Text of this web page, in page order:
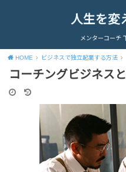
人生を変
メンターコーチ
HOME ビジネスで独立起業する方法
コーチングビジネス